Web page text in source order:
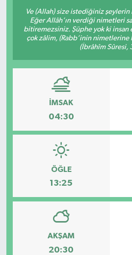
Ve (Allah) size istediğiniz
Eğer Allâh’ın verdiği nimetleri
bitiremezsiniz. Şüphe yok ki insan
çok zâlim, (Rabb’inin nimetlerine
(İbrâhîm Sûresi,
İMSAK
04:30
ÖĞLE
13:25
AKŞAM
20:30